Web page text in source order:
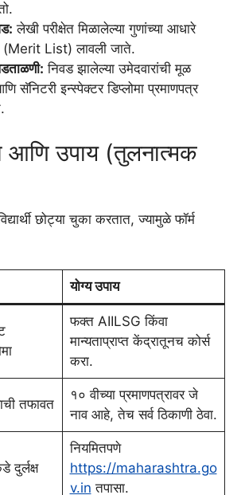
लेखी परीक्षेत मिळालेल्या गुणांच्या आधारे
(Merit List) लावली जाते.
निवड झालेल्या उमेदवारांची मूळ
सॅनिटरी इन्स्पेक्टर डिप्लोमा प्रमाणपत्र
आणि उपाय (तुलनात्मक
छोट्या चुका करतात, ज्यामुळे फॉर्म
योग्य उपाय
फक्त AIILSG किंवा
मान्यताप्राप्त केंद्रातूनच कोर्स
करा.
तफावत
१० वीच्या प्रमाणपत्रावर जे
नाव आहे, तेच सर्व ठिकाणी ठेवा.
दुर्लक्ष
नियमितपणे
https://maharashtra.go
v.in तपासा.